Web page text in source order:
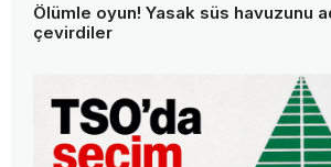
Ölümle oyun! Yasak süs havuzunu
çevirdiler